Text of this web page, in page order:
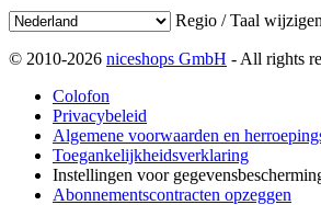
Regio / Taal wijzigen
© 2010-2026 niceshops GmbH - All rights
Colofon
Privacybeleid
Algemene voorwaarden en
Toegankelijkheidsverklaring
Instellingen voor
Abonnementscontracten opzeggen